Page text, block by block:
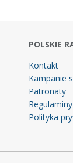
POLSKIE
Kontakt
Kampanie
Patronaty
Regulaminy
Polityka